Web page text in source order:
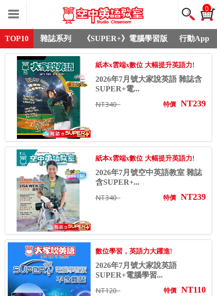
0
TOP10 雜誌系列 《SUPER+》電腦學習版 行動App
紙本x雲端x數位 大幅提升英語力!
2026年7月號大家說英語 雜誌含
SUPER+電...
NT340 特價 NT239
紙本x雲端x數位 大幅提升英語力!
2026年7月號空中英語教室 雜誌
含SUPER+...
NT340 特價 NT239
數位學習，英語力大躍進!
2026年7月號大家說英語
SUPER+電腦學習...
NT120 特價 NT110